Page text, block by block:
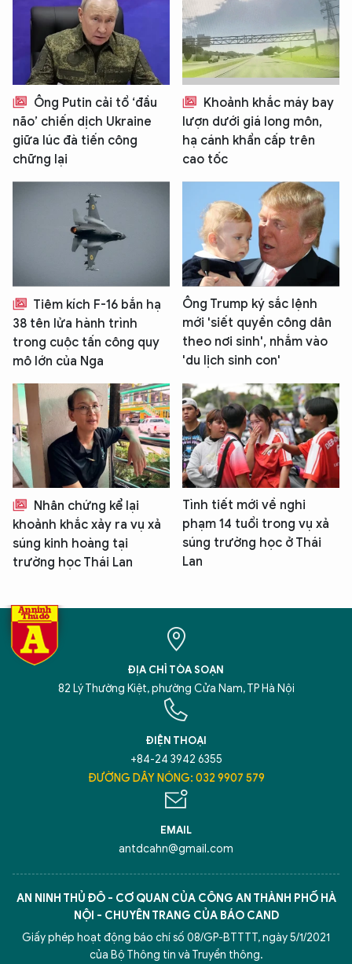
Ông Putin cải tổ ‘đầu
não’ chiến dịch Ukraine
giữa lúc đà tiến công
chững lại
Khoảnh khắc máy bay
lượn dưới giá long môn,
hạ cánh khẩn cấp trên
cao tốc
Tiêm kích F-16 bắn hạ
38 tên lửa hành trình
trong cuộc tấn công quy
mô lớn của Nga
Ông Trump ký sắc lệnh
mới 'siết quyền công dân
theo nơi sinh', nhắm vào
'du lịch sinh con'
Nhân chứng kể lại
khoảnh khắc xảy ra vụ xả
súng kinh hoàng tại
trường học Thái Lan
Tình tiết mới về nghi
phạm 14 tuổi trong vụ xả
súng trường học ở Thái
Lan
ĐỊA CHỈ TÒA SOẠN
82 Lý Thường Kiệt, phường Cửa Nam, TP Hà Nội
ĐIỆN THOẠI
+84-24 3942 6355
ĐƯỜNG DÂY NÓNG: 032 9907 579
EMAIL
antdcahn@gmail.com
AN NINH THỦ ĐÔ - CƠ QUAN CỦA CÔNG AN THÀNH PHỐ HÀ
NỘI - CHUYÊN TRANG CỦA BÁO CAND
Giấy phép hoạt động báo chí số 08/GP-BTTTT, ngày 5/1/2021
của Bộ Thông tin và Truyền thông.